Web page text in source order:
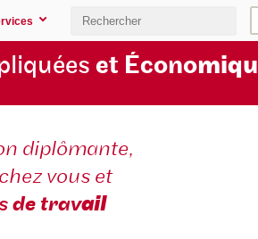
et Écono
diplômante,
vous et
de travail